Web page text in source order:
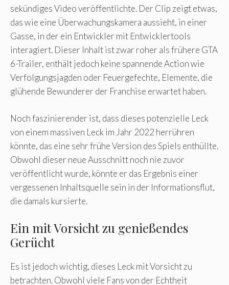
sekündiges Video veröffentlichte. Der Clip zeigt etwas,
das wie eine Überwachungskamera aussieht, in einer
Gasse, in der ein Entwickler mit Entwicklertools
interagiert. Dieser Inhalt ist zwar roher als frühere GTA
6-Trailer, enthält jedoch keine spannende Action wie
Verfolgungsjagden oder Feuergefechte, Elemente, die
glühende Bewunderer der Franchise erwartet haben.
Noch faszinierender ist, dass dieses potenzielle Leck
von einem massiven Leck im Jahr 2022 herrühren
könnte, das eine sehr frühe Version des Spiels enthüllte.
Obwohl dieser neue Ausschnitt noch nie zuvor
veröffentlicht wurde, könnte er das Ergebnis einer
vergessenen Inhaltsquelle sein in der Informationsflut,
die damals kursierte.
Ein mit Vorsicht zu genießendes
Gerücht
Es ist jedoch wichtig, dieses Leck mit Vorsicht zu
betrachten. Obwohl viele Fans von der Echtheit